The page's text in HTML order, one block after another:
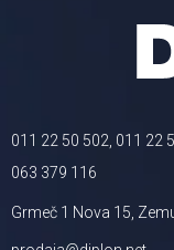
011 22 50 502, 011 22
063 379 116
Grmeč 1 Nova 15,